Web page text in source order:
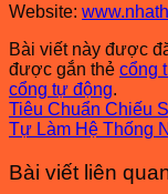
Website:
Bài viết này được
được gắn thẻ cổng
cổng tự động.
Tiêu Chuẩn Chiếu
Tự Làm Hệ Thống
Bài viết liên